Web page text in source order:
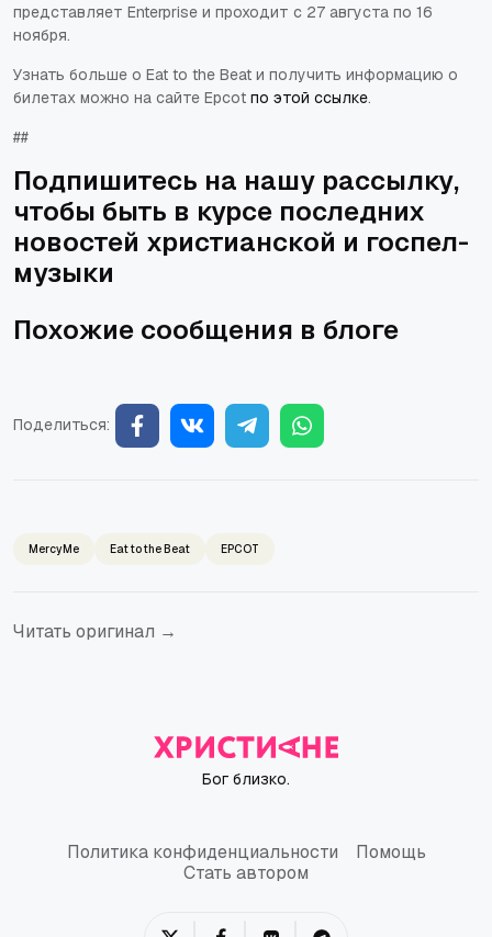
представляет Enterprise и проходит с 27 августа по 16
ноября.
Узнать больше о Eat to the Beat и получить информацию о
билетах можно на сайте Epcot по этой ссылке.
##
Подпишитесь на нашу рассылку,
чтобы быть в курсе последних
новостей христианской и госпел-
музыки
Похожие сообщения в блоге
Поделиться:
MercyMe Eat to the Beat EPCOT
Читать оригинал →
Бог близко.
Политика конфиденциальности
Политика конфиденциальности
Помощь
Стать автором